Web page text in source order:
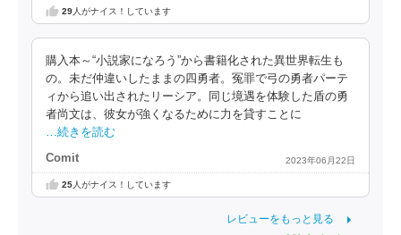
29人がナイス！しています
購入本～“小説家になろう”から書籍化された異世界転生も
の。未だ仲違いしたままの四勇者。冤罪で弓の勇者パーテ
ィから追い出されたリーシア。同じ境遇を体験した盾の勇
者尚文は、彼女が強くなるために力を貸すことに
…続きを読む
Comit 2023年06月22日
25人がナイス！しています
レビューをもっと見る